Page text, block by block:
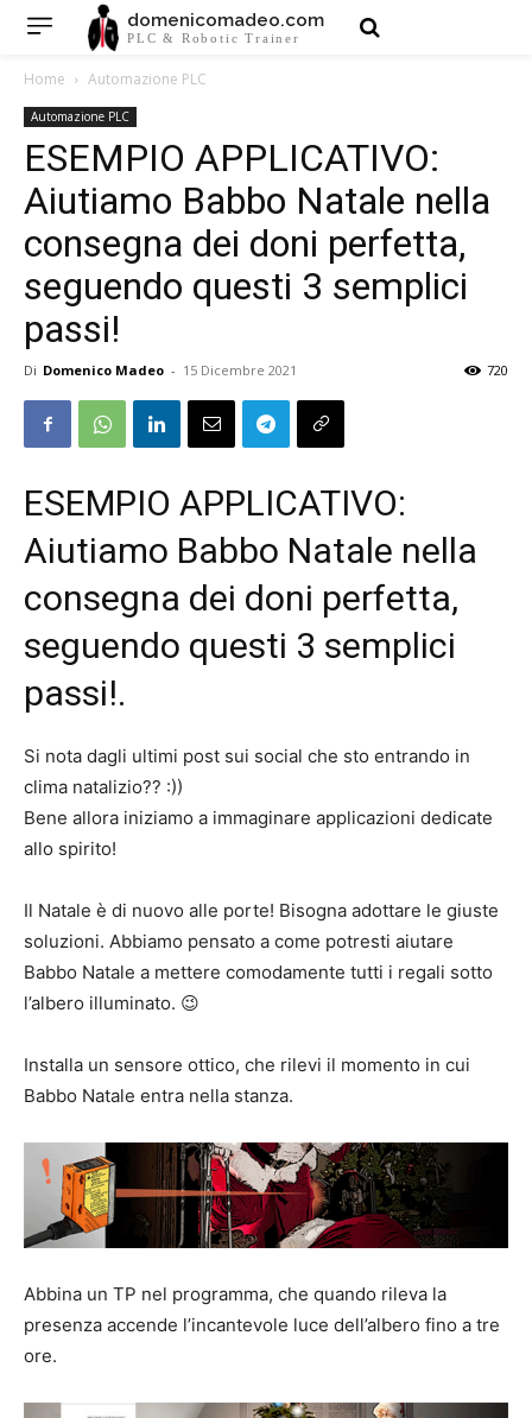
domenicomadeo.com
PLC & Robotic Trainer
Home Automazione PLC
Automazione PLC
ESEMPIO APPLICATIVO:
Aiutiamo Babbo Natale nella
consegna dei doni perfetta,
seguendo questi 3 semplici
passi!
Di Domenico Madeo - 15 Dicembre 2021 720
ESEMPIO APPLICATIVO:
Aiutiamo Babbo Natale nella
consegna dei doni perfetta,
seguendo questi 3 semplici
passi!.
Si nota dagli ultimi post sui social che sto entrando in
clima natalizio?? :))
Bene allora iniziamo a immaginare applicazioni dedicate
allo spirito!
Il Natale è di nuovo alle porte! Bisogna adottare le giuste
soluzioni. Abbiamo pensato a come potresti aiutare
Babbo Natale a mettere comodamente tutti i regali sotto
l’albero illuminato. 😉
Installa un sensore ottico, che rilevi il momento in cui
Babbo Natale entra nella stanza.
Abbina un TP nel programma, che quando rileva la
presenza accende l’incantevole luce dell’albero fino a tre
ore.